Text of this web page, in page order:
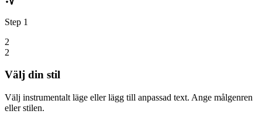
Step 1
2
2
Välj din stil
Välj instrumentalt läge eller lägg till anpassad text. Ange målgenren
eller stilen.